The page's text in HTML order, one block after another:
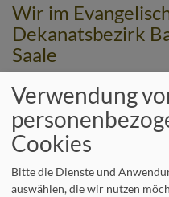
Wir im
Dekanatsbezirk
Saale
Startseite Marion Winnefeld;
Verwendung
Cookies
Bitte die Dienste und
auswählen, die wir nutzen